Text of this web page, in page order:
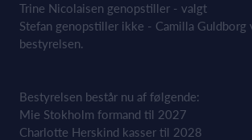
Trine Nicolaisen genopstiller - valgt
Stefan genopstiller ikke - Camilla Guldborg
bestyrelsen.
Bestyrelsen består nu af følgende:
Mie Stokholm formand til 2027
Charlotte Herskind kasser til 2028